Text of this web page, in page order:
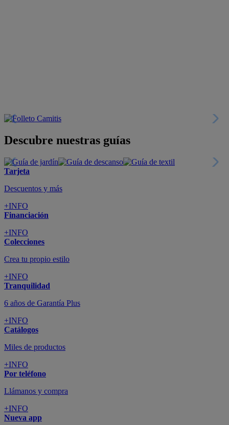
Descubre nuestras guías
Tarjeta
Descuentos y más
+INFO
Financiación
+INFO
Colecciones
Crea tu propio estilo
+INFO
Tranquilidad
6 años de Garantía Plus
+INFO
Catálogos
Miles de productos
+INFO
Por teléfono
Llámanos y compra
+INFO
Nueva app